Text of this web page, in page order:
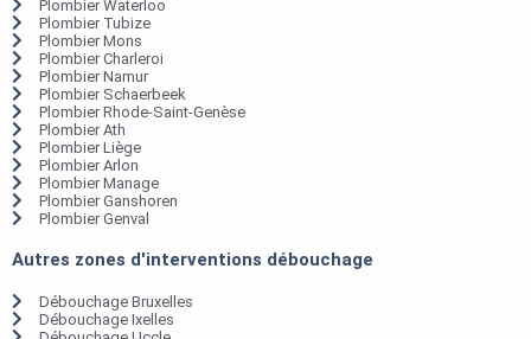
Plombier Waterloo
Plombier Tubize
Plombier Mons
Plombier Charleroi
Plombier Namur
Plombier Schaerbeek
Plombier Rhode-Saint-Genèse
Plombier Ath
Plombier Liège
Plombier Arlon
Plombier Manage
Plombier Ganshoren
Plombier Genval
Autres zones d'interventions débouchage
Débouchage Bruxelles
Débouchage Ixelles